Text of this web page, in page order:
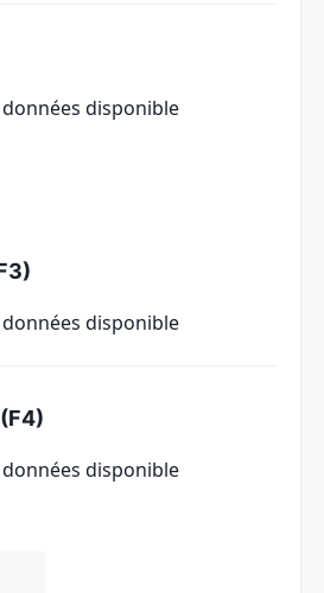
données disponible
données disponible
données disponible